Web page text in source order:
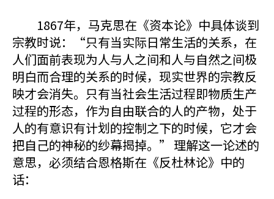
1867年，马克思在《资本论》中具体谈到
宗教时说：“只有当实际日常生活的关系，在
人们面前表现为人与人之间和人与自然之间极
明白而合理的关系的时候，现实世界的宗教反
映才会消失。只有当社会生活过程即物质生产
过程的形态，作为自由联合的人的产物，处于
人的有意识有计划的控制之下的时候，它才会
把自己的神秘的纱幕揭掉。” 理解这一论述的
意思，必须结合恩格斯在《反杜林论》中的
话：